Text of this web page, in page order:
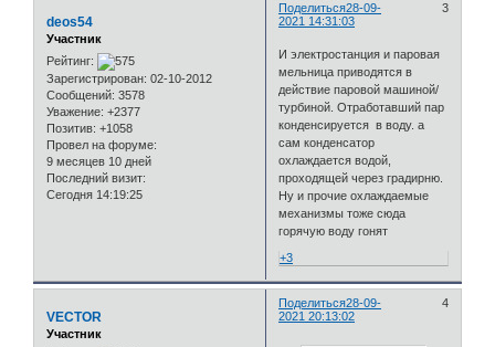
Поделиться 3
28-09-
2021 14:31:03
deos54
Участник
Рейтинг:
Зарегистрирован: 02-10-2012
Сообщений: 3578
Уважение: +2377
Позитив: +1058
Провел на форуме:
9 месяцев 10 дней
Последний визит:
Сегодня 14:19:25
И электростанция и паровая
мельница приводятся в
действие паровой машиной/
турбиной. Отработавший пар
конденсируется в воду. а
сам конденсатор
охлаждается водой,
проходящей через градирню.
Ну и прочие охлаждаемые
механизмы тоже сюда
горячую воду гонят
+3
Поделиться 4
28-09-
2021 20:13:02
VECTOR
Участник